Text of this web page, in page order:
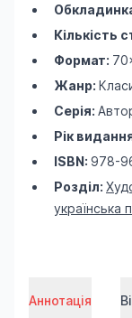
Кількість
Формат:
Жанр:
Серія:
Рік
ISBN: 978-
Розділ:
українська
Аннотація